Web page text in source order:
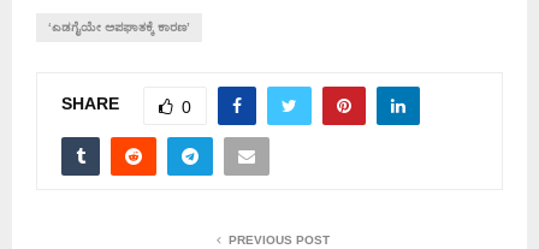
‘ಎಡಗೈಯೇ ಅಪಘಾತಕ್ಕೆ ಕಾರಣ’
SHARE 0
PREVIOUS POST